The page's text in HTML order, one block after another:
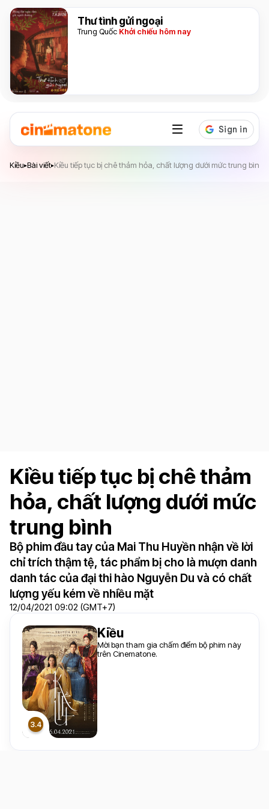
Thư tình gửi ngoại
Trung Quốc Khởi chiếu hôm nay
Kiều▸Bài viết▸Kiều tiếp tục bị chê thảm hỏa, chất lượng dưới mức trung bình
Kiều tiếp tục bị chê thảm
hỏa, chất lượng dưới mức
trung bình
Bộ phim đầu tay của Mai Thu Huyền nhận về lời
chỉ trích thậm tệ, tác phẩm bị cho là mượn danh
danh tác của đại thi hào Nguyễn Du và có chất
lượng yếu kém về nhiều mặt
12/04/2021 09:02 (GMT+7)
Kiều
Mời bạn tham gia chấm điểm bộ phim này
trên Cinematone.